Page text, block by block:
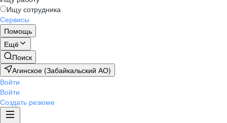
Ищу сотрудника
Сервисы
Помощь
Ещё
Поиск
Агинское (Забайкальский АО)
Войти
Войти
Создать резюме